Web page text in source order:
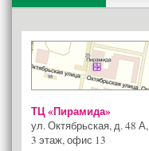
ТЦ «Пирамида»
ул. Октябрьская, д. 48 А,
3 этаж, офис 13